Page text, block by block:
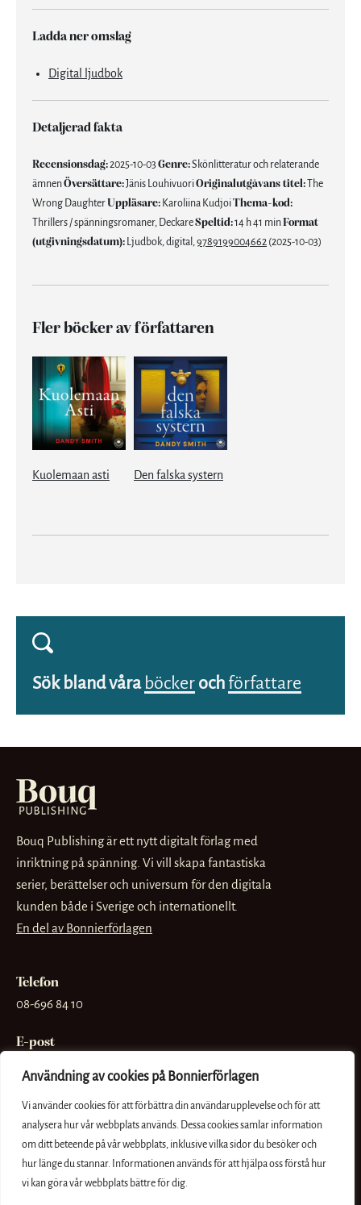
Användning av cookies på Bonnierförlagen
Vi använder cookies för att förbättra din användarupplevelse och för att
analysera hur vår webbplats används. Dessa cookies samlar information
om ditt beteende på vår webbplats, inklusive vilka sidor du besöker och
hur länge du stannar. Informationen används för att hjälpa oss förstå hur
vi kan göra vår webbplats bättre för dig.
Ladda ner omslag
Digital ljudbok
Detaljerad fakta
Recensionsdag:2025-10-03 Genre:Skönlitteratur och relaterande
ämnenÖversättare:Jänis LouhivuoriOriginalutgåvans titel: The
Wrong Daughter Uppläsare: Karoliina KudjoiThema-kod:
Thrillers / spänningsromaner, DeckareSpeltid:14 h 41 minFormat
(utgivningsdatum): Ljudbok, digital,9789199004662 (2025-10-03)
Fler böcker av författaren
Kuolemaan asti Den falska systern
Sök bland våra böcker och författare
Bouq Publishing är ett nytt digitalt förlag med
inriktning på spänning. Vi vill skapa fantastiska
serier, berättelser och universum för den digitala
kunden både i Sverige och internationellt.
En del av Bonnierförlagen
Telefon
08-696 84 10
E-post
Besöksadress
Sveavägen 56
Postadress
Box 3159, 103 63 Stockholm